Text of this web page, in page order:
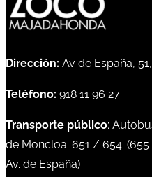
Dirección: Av de España,
Teléfono: 918 11 96 27
Transporte público:
de Moncloa: 651 / 654. (655
Av. de España)